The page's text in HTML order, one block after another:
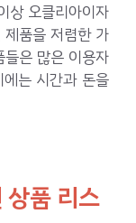
상 오클리아이자
품을 저렴한 가
은 많은 이용자
는 시간과 돈을
품 리스